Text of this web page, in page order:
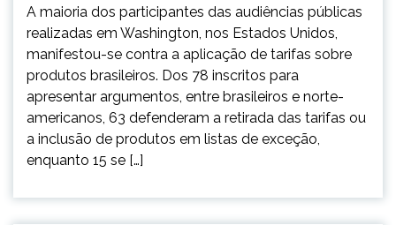
A maioria dos participantes das audiências públicas
realizadas em Washington, nos Estados Unidos,
manifestou-se contra a aplicação de tarifas sobre
produtos brasileiros. Dos 78 inscritos para
apresentar argumentos, entre brasileiros e norte-
americanos, 63 defenderam a retirada das tarifas ou
a inclusão de produtos em listas de exceção,
enquanto 15 se […]